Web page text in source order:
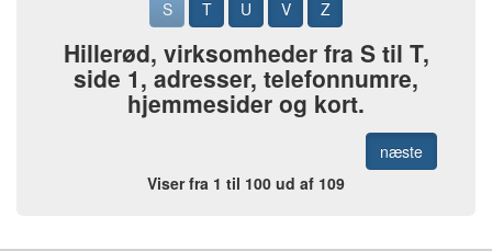
S
T U V Z
Hillerød, virksomheder fra S til T,
side 1, adresser, telefonnumre,
hjemmesider og kort.
næste
Viser fra 1 til 100 ud af 109